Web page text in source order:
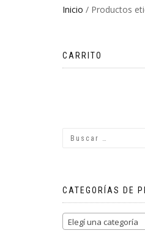
Inicio / Productos
CARRITO
CATEGORÍAS DE
Elegí una categoría